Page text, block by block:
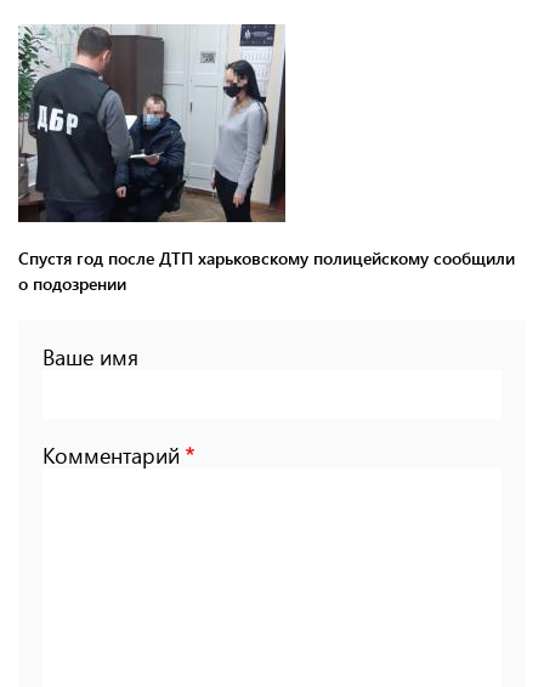
Спустя год после ДТП харьковскому полицейскому сообщили
о подозрении
Ваше имя
Комментарий